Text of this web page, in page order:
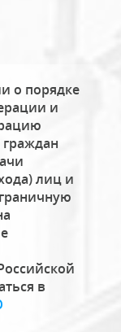
о порядке
и
лиц и
в